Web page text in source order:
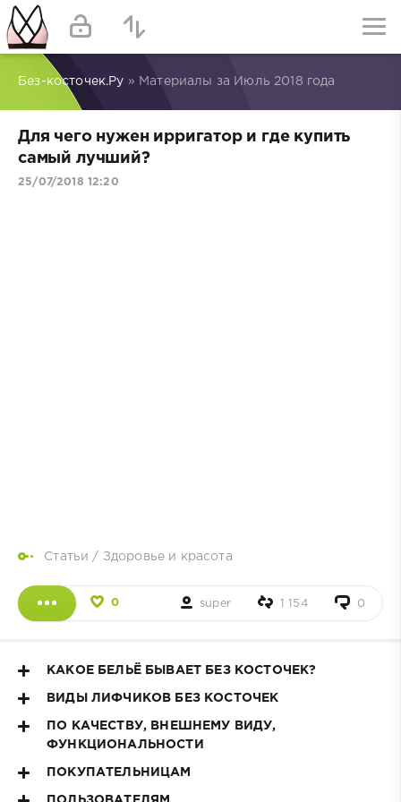
Без-косточек.Ру » Материалы за Июль 2018 года
Для чего нужен ирригатор и где купить
самый лучший?
25/07/2018 12:20
Статьи / Здоровье и красота
0 super 0
1 154
КАКОЕ БЕЛЬЁ БЫВАЕТ БЕЗ КОСТОЧЕК?
ВИДЫ ЛИФЧИКОВ БЕЗ КОСТОЧЕК
ПО КАЧЕСТВУ, ВНЕШНЕМУ ВИДУ,
ФУНКЦИОНАЛЬНОСТИ
ПОКУПАТЕЛЬНИЦАМ